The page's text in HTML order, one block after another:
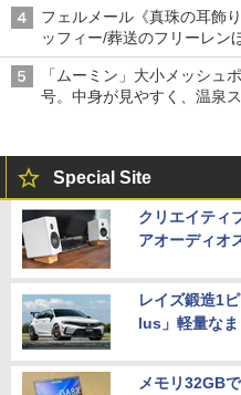
フェルメール《真珠の耳飾
ッフィー/葬送のフリーレン
「ムーミン」大小メッシュ
号。中身が見やすく、温泉
Special Site
クリエイティ
アオーディオ
レイズ鍛造1
lus」軽量な
メモリ32GB